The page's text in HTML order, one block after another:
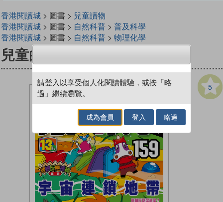
香港閱讀城> 圖書 > 兒童讀物
香港閱讀城> 圖書 > 自然科普> 普及科學
香港閱讀城> 圖書 > 自然科普> 物理化學
兒童的科學159 宇宙連鎖地帶
5
請登入以享受個人化閱讀體驗，或按「略
過」繼續瀏覽。
成為會員 登入 略過